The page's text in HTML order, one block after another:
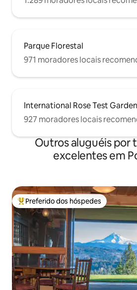
Parque Florestal
971 moradores locais
International Rose Test Garden
927 moradores locais
Outros aluguéis por
excelentes em
Entre os melhores preferidos dos
Preferido dos hóspedes